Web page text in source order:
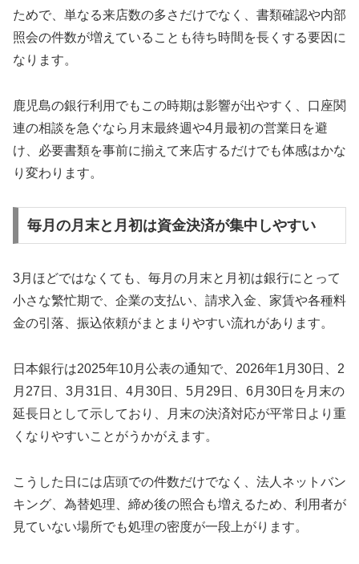
ためで、単なる来店数の多さだけでなく、書類確認や内部
照会の件数が増えていることも待ち時間を長くする要因に
なります。
鹿児島の銀行利用でもこの時期は影響が出やすく、口座関
連の相談を急ぐなら月末最終週や4月最初の営業日を避
け、必要書類を事前に揃えて来店するだけでも体感はかな
り変わります。
毎月の月末と月初は資金決済が集中しやすい
3月ほどではなくても、毎月の月末と月初は銀行にとって
小さな繁忙期で、企業の支払い、請求入金、家賃や各種料
金の引落、振込依頼がまとまりやすい流れがあります。
日本銀行は2025年10月公表の通知で、2026年1月30日、2
月27日、3月31日、4月30日、5月29日、6月30日を月末の
延長日として示しており、月末の決済対応が平常日より重
くなりやすいことがうかがえます。
こうした日には店頭での件数だけでなく、法人ネットバン
キング、為替処理、締め後の照合も増えるため、利用者が
見ていない場所でも処理の密度が一段上がります。